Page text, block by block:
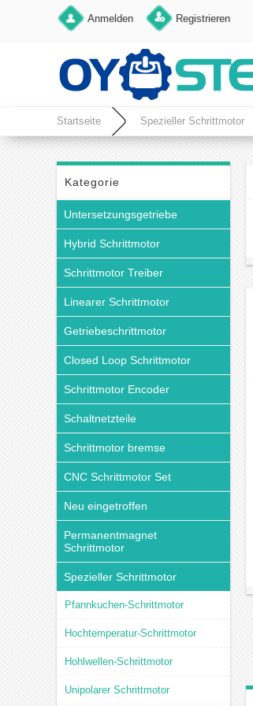
Anmelden Registrieren
Startseite Spezieller Schrittmotor
Kategorie
Untersetzungsgetriebe
Hybrid Schrittmotor
Schrittmotor Treiber
Linearer Schrittmotor
Getriebeschrittmotor
Closed Loop Schrittmotor
Schrittmotor Encoder
Schaltnetzteile
Schrittmotor bremse
CNC Schrittmotor Set
Neu eingetroffen
Permanentmagnet
Schrittmotor
Spezieller Schrittmotor
Pfannkuchen-Schrittmotor
Hochtemperatur-Schrittmotor
Hohlwellen-Schrittmotor
Unipolarer Schrittmotor